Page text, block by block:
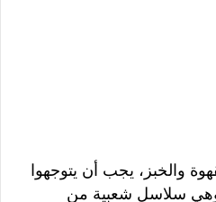
والخبز، يجب أن يتوجهوا
وهي سلاسل شعبية من